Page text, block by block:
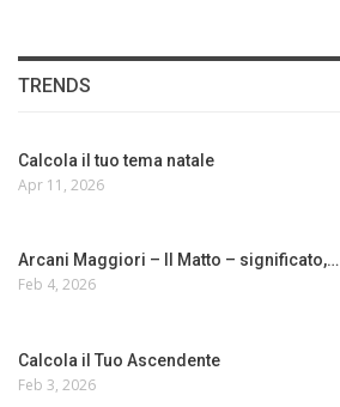
TRENDS
Calcola il tuo tema natale
Apr 11, 2026
Arcani Maggiori – Il Matto – significato,…
Feb 4, 2026
Calcola il Tuo Ascendente
Feb 3, 2026